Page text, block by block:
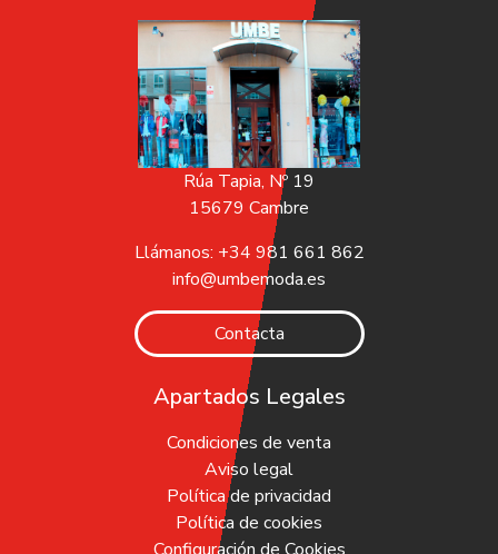
Rúa Tapia, Nº 19
15679 Cambre
Llámanos: +34 981 661 862
info@umbemoda.es
Contacta
Apartados Legales
Condiciones de venta
Aviso legal
Política de privacidad
Política de cookies